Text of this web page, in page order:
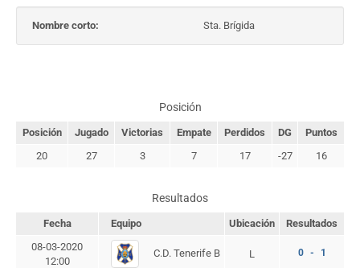
Nombre corto: Sta. Brígida
Posición
Posición Jugado Victorias Empate Perdidos DG
Puntos
20
27 3 7 17 -27 16
Resultados
Fecha Equipo Ubicación
Resultados
08-03-2020
12:00
C.D. Tenerife B L 0 - 1